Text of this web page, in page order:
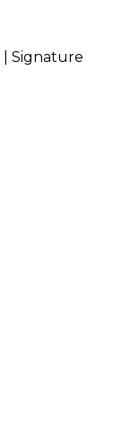
| Signature